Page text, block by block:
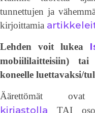
tunnettujen ja
kirjoittamia
Lehden voit lukea
mobiililaitteisiin) tai
koneelle luettavaksi/
Äärettömät
kirjastolla TAI